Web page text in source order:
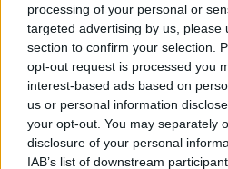
processing of your personal or
targeted advertising by us, please
section to confirm your selection.
opt-out request is processed you
interest-based ads based on
us or personal information
your opt-out. You may separately
disclosure of your personal
IAB’s list of downstream
Μυστήριο 3.500 ετών στη
που δεν πρόλαβε να
μπορεί ν' αλλάξει τη
έκρηξης